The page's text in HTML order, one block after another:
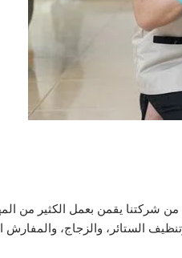
شركتنا يقمن بعمل الكثير من
الستائر، والزجاج، والمفارش